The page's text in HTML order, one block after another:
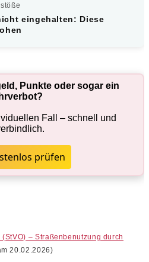
eingehalten: Diese
Punkte oder sogar ein
Fall – schnell und
prüfen
– Straßenbenutzung durch
20.02.2026)